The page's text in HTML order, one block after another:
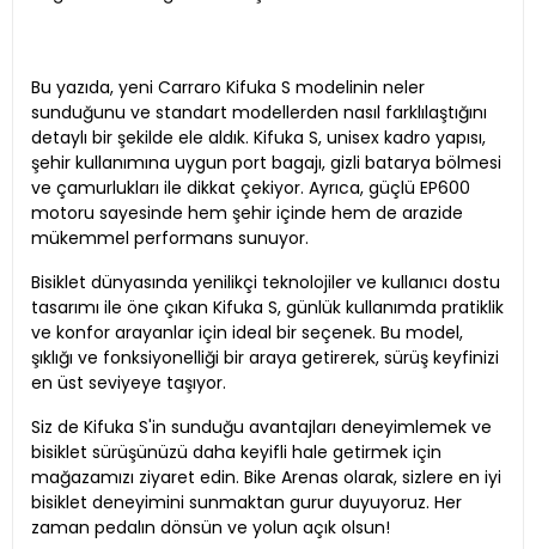
Bu yazıda, yeni Carraro Kifuka S modelinin neler
sunduğunu ve standart modellerden nasıl farklılaştığını
detaylı bir şekilde ele aldık. Kifuka S, unisex kadro yapısı,
şehir kullanımına uygun port bagajı, gizli batarya bölmesi
ve çamurlukları ile dikkat çekiyor. Ayrıca, güçlü EP600
motoru sayesinde hem şehir içinde hem de arazide
mükemmel performans sunuyor.
Bisiklet dünyasında yenilikçi teknolojiler ve kullanıcı dostu
tasarımı ile öne çıkan Kifuka S, günlük kullanımda pratiklik
ve konfor arayanlar için ideal bir seçenek. Bu model,
şıklığı ve fonksiyonelliği bir araya getirerek, sürüş keyfinizi
en üst seviyeye taşıyor.
Siz de Kifuka S'in sunduğu avantajları deneyimlemek ve
bisiklet sürüşünüzü daha keyifli hale getirmek için
mağazamızı ziyaret edin. Bike Arenas olarak, sizlere en iyi
bisiklet deneyimini sunmaktan gurur duyuyoruz. Her
zaman pedalın dönsün ve yolun açık olsun!